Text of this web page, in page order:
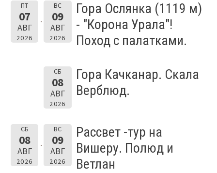
ПТ
07
АВГ
2026
ВС
09
АВГ
2026
Гора Ослянка (1119 м)
- "Корона Урала"!
Поход с палатками.
СБ
08
АВГ
2026
Гора Качканар. Скала
Верблюд.
СБ
08
АВГ
2026
ВС
09
АВГ
2026
Рассвет -тур на
Вишеру. Полюд и
Ветлан